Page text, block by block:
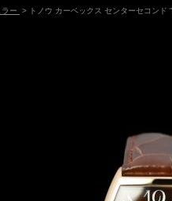
ー > トノウ カーベックス センターセコンド